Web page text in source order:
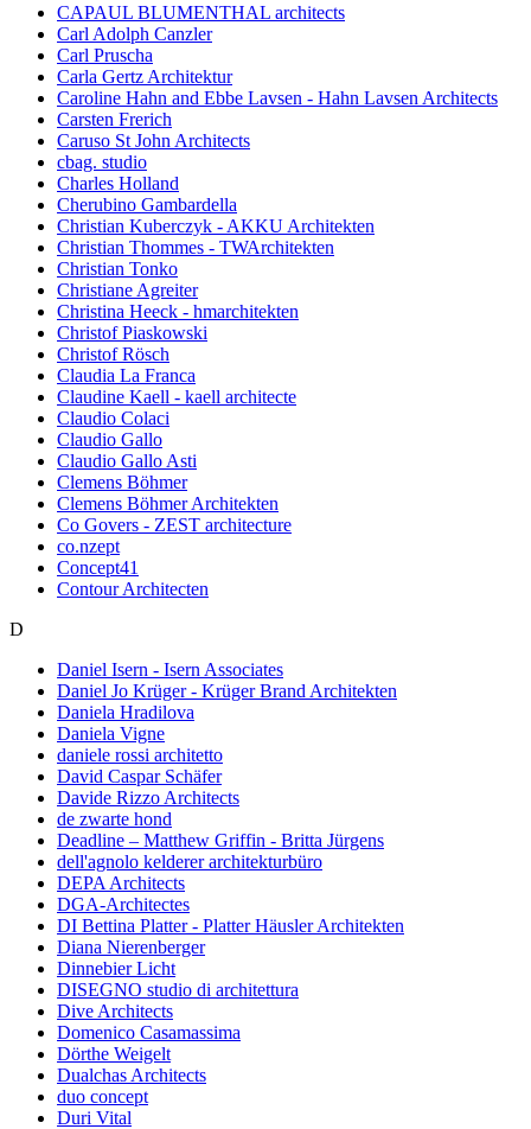
CAPAUL BLUMENTHAL architects
Carl Adolph Canzler
Carl Pruscha
Carla Gertz Architektur
Caroline Hahn and Ebbe Lavsen - Hahn Lavsen Architects
Carsten Frerich
Caruso St John Architects
cbag. studio
Charles Holland
Cherubino Gambardella
Christian Kuberczyk - AKKU Architekten
Christian Thommes - TWArchitekten
Christian Tonko
Christiane Agreiter
Christina Heeck - hmarchitekten
Christof Piaskowski
Christof Rösch
Claudia La Franca
Claudine Kaell - kaell architecte
Claudio Colaci
Claudio Gallo
Claudio Gallo Asti
Clemens Böhmer
Clemens Böhmer Architekten
Co Govers - ZEST architecture
co.nzept
Concept41
Contour Architecten
D
Daniel Isern - Isern Associates
Daniel Jo Krüger - Krüger Brand Architekten
Daniela Hradilova
Daniela Vigne
daniele rossi architetto
David Caspar Schäfer
Davide Rizzo Architects
de zwarte hond
Deadline – Matthew Griffin - Britta Jürgens
dell'agnolo kelderer architekturbüro
DEPA Architects
DGA-Architectes
DI Bettina Platter - Platter Häusler Architekten
Diana Nierenberger
Dinnebier Licht
DISEGNO studio di architettura
Dive Architects
Domenico Casamassima
Dörthe Weigelt
Dualchas Architects
duo concept
Duri Vital